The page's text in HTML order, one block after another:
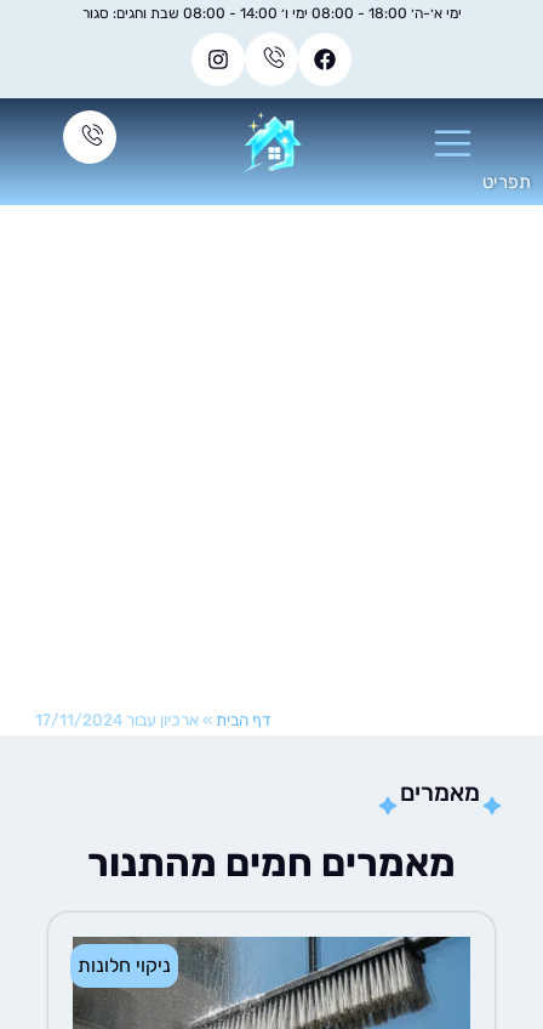
»ארכיון עבור 17/11/2024
מאמרים חמים מהתנור
ניקוי חלונות